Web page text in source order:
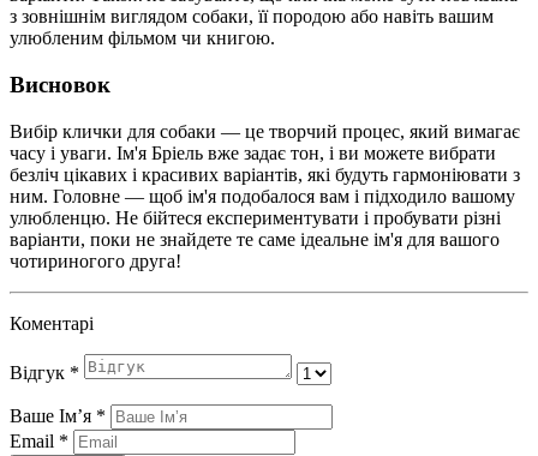
з зовнішнім виглядом собаки, її породою або навіть вашим
улюбленим фільмом чи книгою.
Висновок
Вибір клички для собаки — це творчий процес, який вимагає
часу і уваги. Ім'я Бріель вже задає тон, і ви можете вибрати
безліч цікавих і красивих варіантів, які будуть гармоніювати з
ним. Головне — щоб ім'я подобалося вам і підходило вашому
улюбленцю. Не бійтеся експериментувати і пробувати різні
варіанти, поки не знайдете те саме ідеальне ім'я для вашого
чотириногого друга!
Коментарі
Відгук *
Ваше Імʼя *
Email *